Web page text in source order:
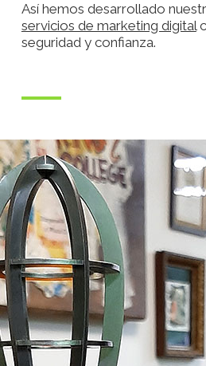
Así hemos desarrollado
servicios de marketing digital
seguridad y confianza.